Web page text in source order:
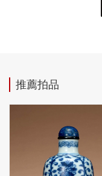
推薦拍品